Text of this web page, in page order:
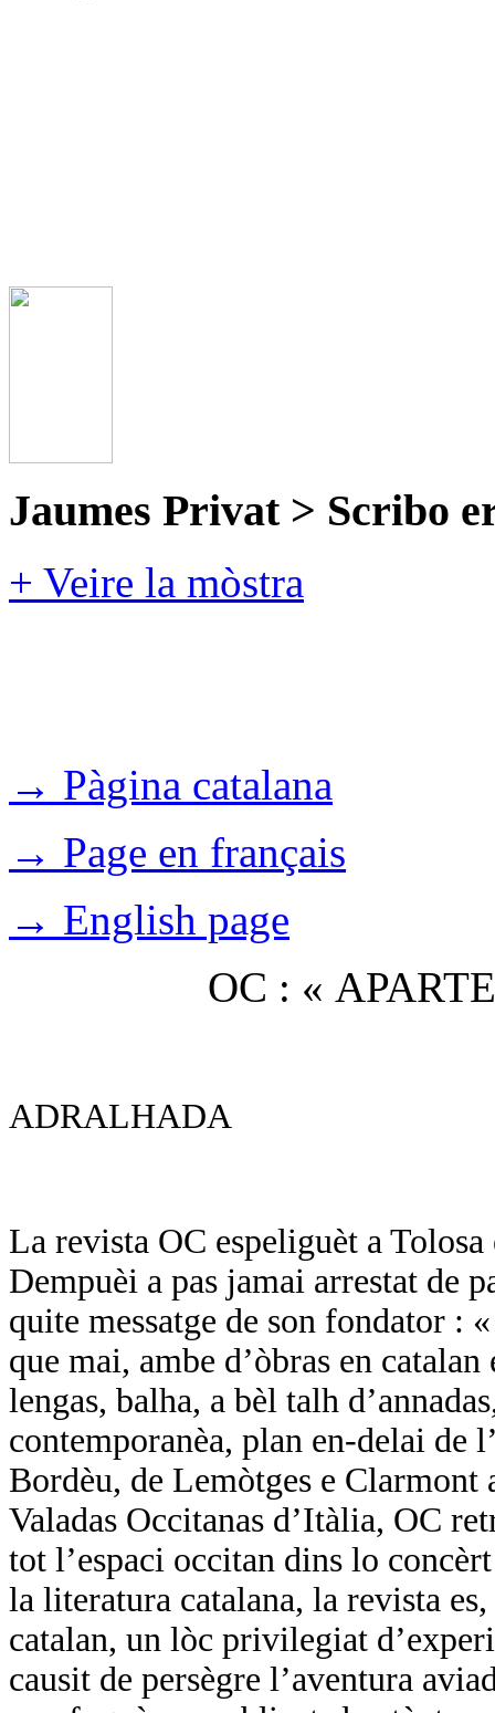
Jaumes Privat > Scribo
+ Veire la mòstra
→ Pàgina catalana
→ Page en français
→ English page
OC : «
ADRALHADA
La revista OC espeliguèt a
Dempuèi a pas jamai arrestat de
quite messatge de son fondator :
que mai, ambe d’òbras en
lengas, balha, a bèl talh
contemporanèa, plan en-delai de
Bordèu, de Lemòtges e Clarmont
Valadas Occitanas d’Itàlia, OC
tot l’espaci occitan dins lo
la literatura catalana, la revista
catalan, un lòc privilegiat
causit de persègre l’aventura